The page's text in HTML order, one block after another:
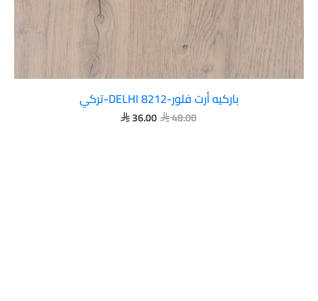
باركيه أرت فلور-DELHI 8212-تركي
48.00
36.00